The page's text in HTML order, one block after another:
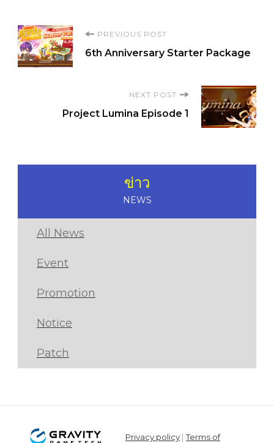
Post
Navigation
PREVIOUS POST
6th Anniversary Starter Package
NEXT POST
Project Lumina Episode 1
ข่าว
NEWS
All News
Event
Promotion
Notice
Patch
Privacy policy |Terms of